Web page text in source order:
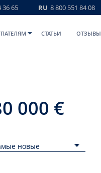
36 65 RU 8 800 551 84 08
СТАТЬИ ОТЗЫВЫ
000 €
новые